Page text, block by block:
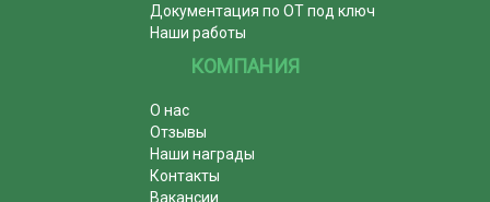
Документация по ОТ под ключ
Наши работы
КОМПАНИЯ
О нас
Отзывы
Наши награды
Контакты
Вакансии